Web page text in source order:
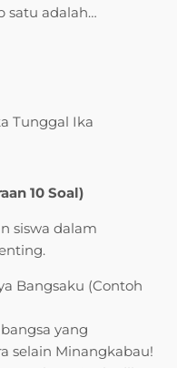
satu adalah…
Tunggal Ika
10 Soal)
siswa dalam
Bangsaku (Contoh
yang
selain Minangkabau!